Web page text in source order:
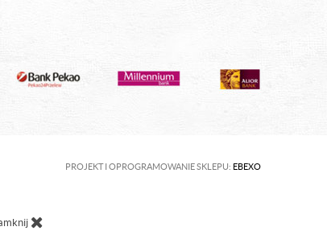
PROJEKT I OPROGRAMOWANIE SKLEPU: EBEXO